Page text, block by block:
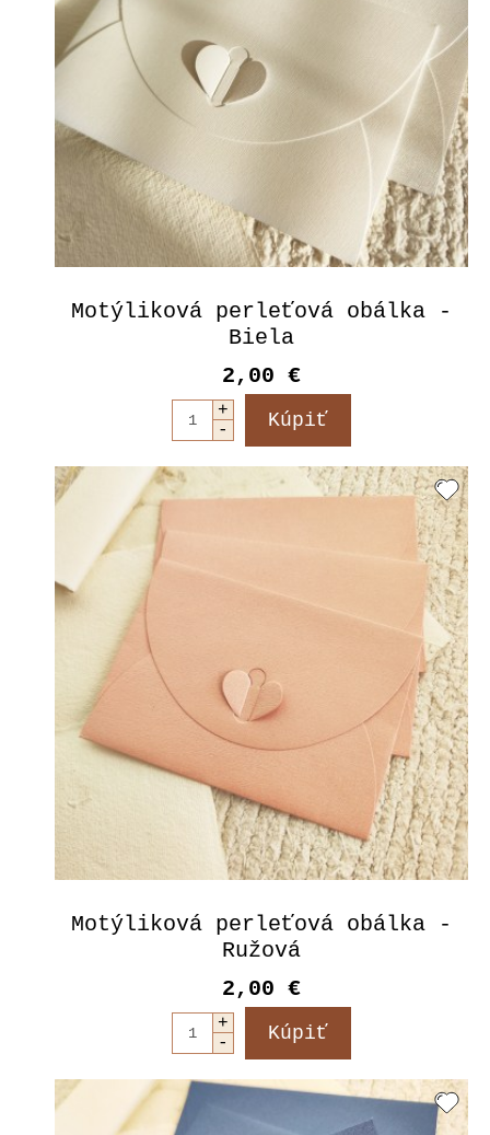
Motýliková perleťová obálka -
Biela
2,00 €
Motýliková perleťová obálka -
Ružová
2,00 €